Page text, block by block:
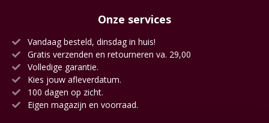
Onze services
Vandaag besteld, dinsdag in huis!
Gratis verzenden en retourneren va. 29,00
Volledige garantie.
Kies jouw afleverdatum.
100 dagen op zicht.
Eigen magazijn en voorraad.